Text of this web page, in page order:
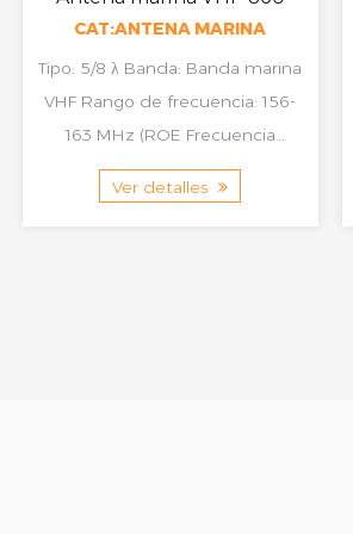
CAT:ANTENA MARINA
Tipo: 5/8 λ Banda: Banda marina
VHF Rango de frecuencia: 156-
163 MHz (ROE Frecuencia
Ver detalles